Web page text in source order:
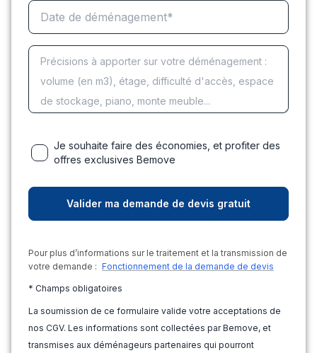
Je souhaite faire des économies, et profiter des
offres exclusives Bemove
Pour plus d’informations sur le traitement et la transmission de
votre demande : Fonctionnement de la demande de devis
* Champs obligatoires
La soumission de ce formulaire valide votre acceptations de
nos CGV. Les informations sont collectées par Bemove, et
transmises aux déménageurs partenaires qui pourront